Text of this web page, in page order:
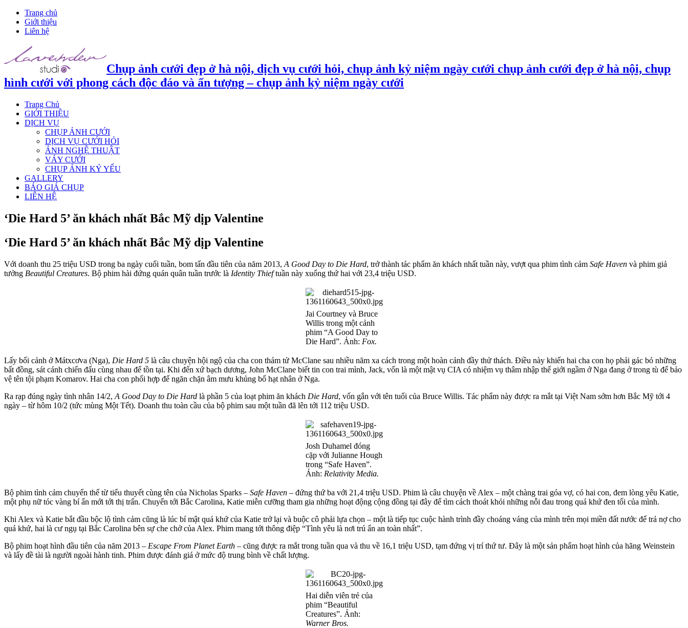
Trang chủ
Giới thiệu
Liên hệ
Chụp ảnh cưới đẹp ở hà nội, dịch vụ cưới hỏi, chụp ảnh kỷ niệm ngày cưới chụp ảnh cưới đẹp ở hà nội, chụp
hình cưới với phong cách độc đáo và ấn tượng – chụp ảnh kỷ niệm ngày cưới
Trang Chủ
GIỚI THIỆU
DỊCH VỤ
CHỤP ẢNH CƯỚI
DỊCH VỤ CƯỚI HỎI
ẢNH NGHỆ THUẬT
VÁY CƯỚI
CHỤP ẢNH KỶ YẾU
GALLERY
BÁO GIÁ CHỤP
LIÊN HỆ
‘Die Hard 5’ ăn khách nhất Bắc Mỹ dịp Valentine
‘Die Hard 5’ ăn khách nhất Bắc Mỹ dịp Valentine
Với doanh thu 25 triệu USD trong ba ngày cuối tuần, bom tấn đầu tiên của năm 2013, A Good Day to Die Hard, trở thành tác phẩm ăn khách nhất tuần này, vượt qua phim tình cảm Safe Haven và phim giả
tưởng Beautiful Creatures. Bộ phim hài đứng quán quân tuần trước là Identity Thieftuần này xuống thứ hai với 23,4 triệu USD.
Jai Courtney và Bruce
Willis trong một cảnh
phim “A Good Day to
Die Hard”. Ảnh: Fox.
Lấy bối cảnh ở Mátxcơva (Nga), Die Hard 5 là câu chuyện hội ngộ của cha con thám tử McClane sau nhiều năm xa cách trong một hoàn cảnh đầy thử thách. Điều này khiến hai cha con họ phải gác bỏ những
bất đồng, sát cánh chiến đấu cùng nhau để tồn tại. Khi đến xứ bạch dương, John McClane biết tin con trai mình, Jack, vốn là một mật vụ CIA có nhiệm vụ thâm nhập thế giới ngầm ở Nga đang ở trong tù để bảo
vệ tên tội phạm Komarov. Hai cha con phối hợp để ngăn chặn âm mưu khủng bố hạt nhân ở Nga.
Ra rạp đúng ngày tình nhân 14/2, A Good Day to Die Hard là phần 5 của loạt phim ăn khách Die Hard, vốn gắn với tên tuổi của Bruce Willis. Tác phẩm này được ra mắt tại Việt Nam sớm hơn Bắc Mỹ tới 4
ngày – từ hôm 10/2 (tức mùng Một Tết). Doanh thu toàn cầu của bộ phim sau một tuần đã lên tới 112 triệu USD.
Josh Duhamel đóng
cặp với Julianne Hough
trong “Safe Haven”.
Ảnh: Relativity Media.
Bộ phim tình cảm chuyển thể từ tiểu thuyết cùng tên của Nicholas Sparks – Safe Haven – đứng thứ ba với 21,4 triệu USD. Phim là câu chuyện về Alex – một chàng trai góa vợ, có hai con, đem lòng yêu Katie,
một phụ nữ tóc vàng bí ẩn mới tới thị trấn. Chuyển tới Bắc Carolina, Katie miễn cưỡng tham gia những hoạt động cộng đồng tại đây để tìm cách thoát khỏi những nỗi đau trong quá khứ đen tối của mình.
Khi Alex và Katie bắt đầu bộc lộ tình cảm cũng là lúc bí mật quá khứ của Katie trở lại và buộc cô phải lựa chọn – một là tiếp tục cuộc hành trình đầy choáng váng của mình trên mọi miền đất nước để trả nợ cho
quá khứ, hai là cư ngụ tại Bắc Carolina bên sự che chở của Alex. Phim mang tới thông điệp “Tình yêu là nơi trú ẩn an toàn nhất”.
Bộ phim hoạt hình đầu tiên của năm 2013 – Escape From Planet Earth – cũng được ra mắt trong tuần qua và thu về 16,1 triệu USD, tạm đứng vị trí thứ tư. Đây là một sản phẩm hoạt hình của hãng Weinstein
và lấy đề tài là người ngoài hành tinh. Phim được đánh giá ở mức độ trung bình về chất lượng.
Hai diễn viên trẻ của
phim “Beautiful
Creatures”. Ảnh:
Warner Bros.